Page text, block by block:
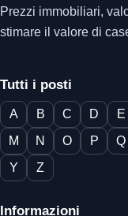
Prezzi immobiliari,
stimare il valore di
Tutti i posti
A B C D E
M
N O P Q
Y
Z
Informazioni